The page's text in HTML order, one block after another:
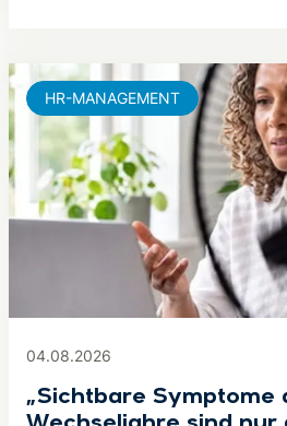
04.08.2026
„Sichtbare Symptome
HR-MANAGEMENT